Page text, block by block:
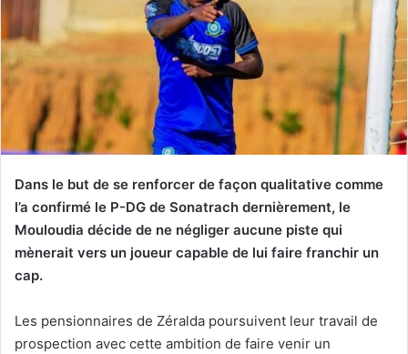
Dans le but de se renforcer de façon qualitative comme
l’a confirmé le P-DG de Sonatrach dernièrement, le
Mouloudia décide de ne négliger aucune piste qui
mènerait vers un joueur capable de lui faire franchir un
cap.
Les pensionnaires de Zéralda poursuivent leur travail de
prospection avec cette ambition de faire venir un